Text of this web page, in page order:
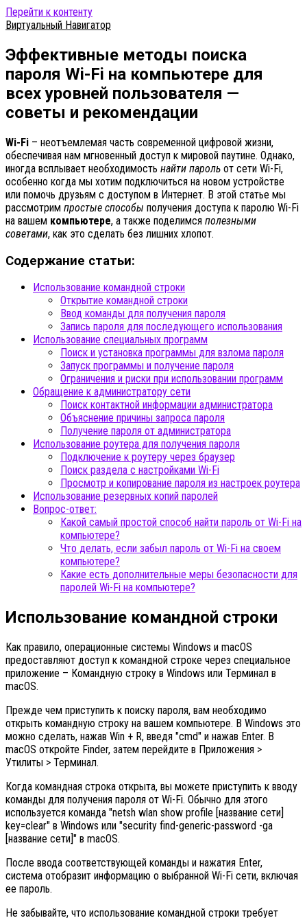
Перейти к контенту
Виртуальный Навигатор
Эффективные методы поиска
пароля Wi-Fi на компьютере для
всех уровней пользователя —
советы и рекомендации
Wi-Fi – неотъемлемая часть современной цифровой жизни,
обеспечивая нам мгновенный доступ к мировой паутине. Однако,
иногда всплывает необходимость найти пароль от сети Wi-Fi,
особенно когда мы хотим подключиться на новом устройстве
или помочь друзьям с доступом в Интернет. В этой статье мы
рассмотрим простые способы получения доступа к паролю Wi-Fi
на вашем компьютере, а также поделимся полезными
советами, как это сделать без лишних хлопот.
Содержание статьи:
Использование командной строки
Открытие командной строки
Ввод команды для получения пароля
Запись пароля для последующего использования
Использование специальных программ
Поиск и установка программы для взлома пароля
Запуск программы и получение пароля
Ограничения и риски при использовании программ
Обращение к администратору сети
Поиск контактной информации администратора
Объяснение причины запроса пароля
Получение пароля от администратора
Использование роутера для получения пароля
Подключение к роутеру через браузер
Поиск раздела с настройками Wi-Fi
Просмотр и копирование пароля из настроек роутера
Использование резервных копий паролей
Вопрос-ответ:
Какой самый простой способ найти пароль от Wi-Fi на
компьютере?
Что делать, если забыл пароль от Wi-Fi на своем
компьютере?
Какие есть дополнительные меры безопасности для
паролей Wi-Fi на компьютере?
Использование командной строки
Как правило, операционные системы Windows и macOS
предоставляют доступ к командной строке через специальное
приложение – Командную строку в Windows или Терминал в
macOS.
Прежде чем приступить к поиску пароля, вам необходимо
открыть командную строку на вашем компьютере. В Windows это
можно сделать, нажав Win + R, введя "cmd" и нажав Enter. В
macOS откройте Finder, затем перейдите в Приложения >
Утилиты > Терминал.
Когда командная строка открыта, вы можете приступить к вводу
команды для получения пароля от Wi-Fi. Обычно для этого
используется команда "netsh wlan show profile [название сети]
key=clear" в Windows или "security find-generic-password -ga
[название сети]" в macOS.
После ввода соответствующей команды и нажатия Enter,
система отобразит информацию о выбранной Wi-Fi сети, включая
ее пароль.
Не забывайте, что использование командной строки требует